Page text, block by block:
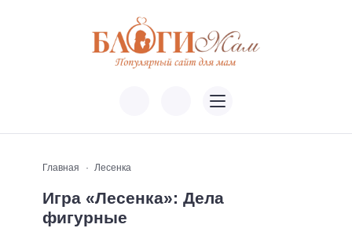
Главная Лесенка
Игра «Лесенка»: Дела
фигурные